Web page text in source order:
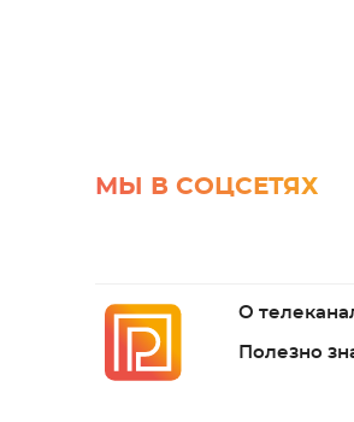
МЫ В СОЦСЕТЯХ
О
Полезно